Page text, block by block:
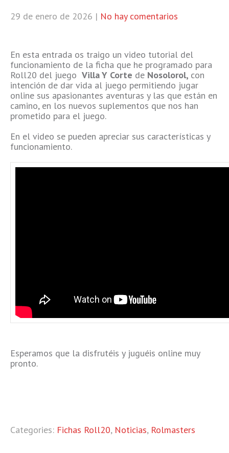
29 de enero de 2026 | No hay comentarios
En esta entrada os traigo un video tutorial del
funcionamiento de la ficha que he programado para
Roll20 del juego Villa Y Corte de Nosolorol, con
intención de dar vida al juego permitiendo jugar
online sus apasionantes aventuras y las que están en
camino, en los nuevos suplementos que nos han
prometido para el juego.
En el video se pueden apreciar sus características y
funcionamiento.
Esperamos que la disfrutéis y juguéis online muy
pronto.
Categories: Fichas Roll20, Noticias, Rolmasters